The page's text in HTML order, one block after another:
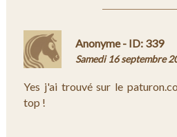
Anonyme - ID: 339
Samedi 16 septembre
Yes j'ai trouvé sur le
top !